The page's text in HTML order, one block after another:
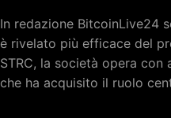
In redazione BitcoinLive24
è rivelato più efficace del
STRC, la società opera con
che ha acquisito il ruolo